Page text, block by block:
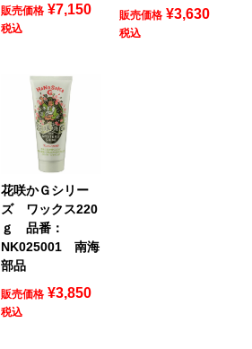
販売価格 ¥7,150
税込
販売価格 ¥3,630
税込
花咲かＧシリー
ズ ワックス220
ｇ 品番：
NK025001 南海
部品
販売価格 ¥3,850
税込